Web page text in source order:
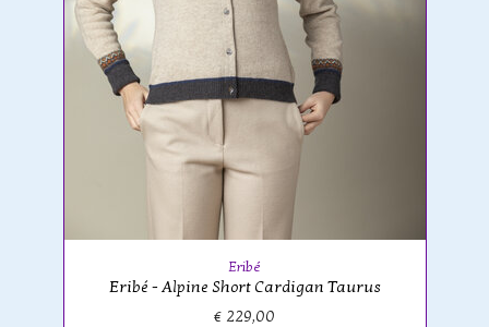
Eribé
Eribé - Alpine Short Cardigan Taurus
€ 229,00